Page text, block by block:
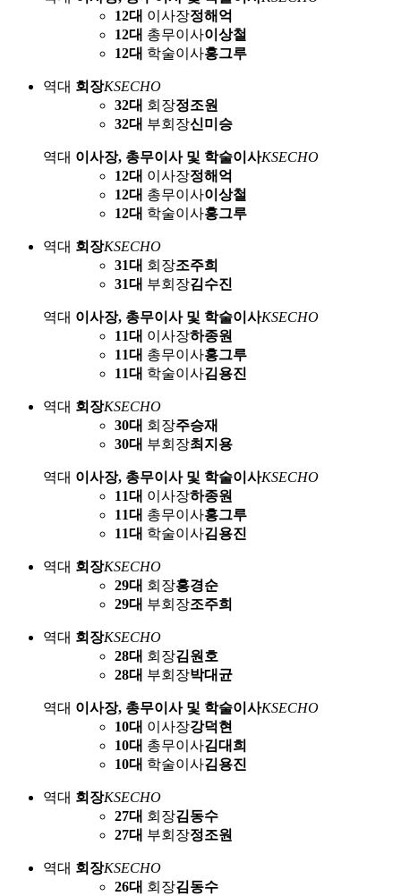
12대 이사장정해억
12대 총무이사이상철
12대 학술이사홍그루
역대 회장KSECHO
32대 회장정조원
32대 부회장신미승
역대 이사장, 총무이사 및 학술이사KSECHO
12대 이사장정해억
12대 총무이사이상철
12대 학술이사홍그루
역대 회장KSECHO
31대 회장조주희
31대 부회장김수진
역대 이사장, 총무이사 및 학술이사KSECHO
11대 이사장하종원
11대 총무이사홍그루
11대 학술이사김용진
역대 회장KSECHO
30대 회장주승재
30대 부회장최지용
역대 이사장, 총무이사 및 학술이사KSECHO
11대 이사장하종원
11대 총무이사홍그루
11대 학술이사김용진
역대 회장KSECHO
29대 회장홍경순
29대 부회장조주희
역대 회장KSECHO
28대 회장김원호
28대 부회장박대균
역대 이사장, 총무이사 및 학술이사KSECHO
10대 이사장강덕현
10대 총무이사김대희
10대 학술이사김용진
역대 회장KSECHO
27대 회장김동수
27대 부회장정조원
역대 회장KSECHO
26대 회장김동수